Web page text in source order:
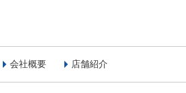
会社概要 店舗紹介